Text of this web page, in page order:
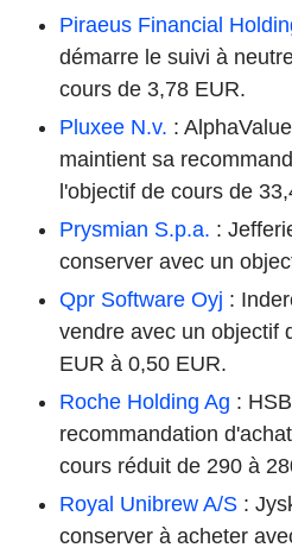
Piraeus Financial
démarre le suivi à
cours de 3,78 EUR.
Pluxee N.v. :
maintient sa
l'objectif de cours de
Prysmian S.p.a. :
conserver avec un
Qpr Software Oyj :
vendre avec un objectif
EUR à 0,50 EUR.
Roche Holding Ag :
recommandation
cours réduit de 290 à
Royal Unibrew A/S :
conserver à acheter